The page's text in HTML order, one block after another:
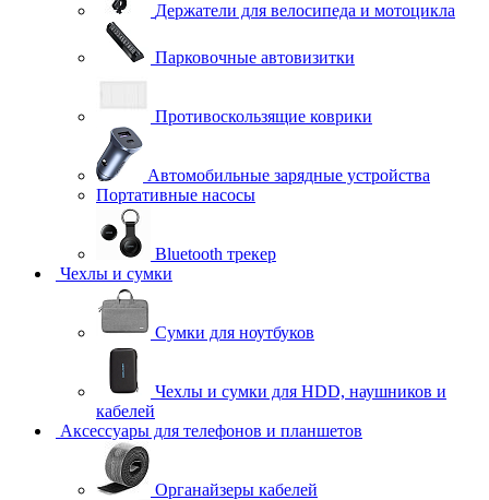
Держатели для велосипеда и мотоцикла
Парковочные автовизитки
Противоскользящие коврики
Автомобильные зарядные устройства
Портативные насосы
Bluetooth трекер
Чехлы и сумки
Сумки для ноутбуков
Чехлы и сумки для HDD, наушников и
кабелей
Аксессуары для телефонов и планшетов
Органайзеры кабелей